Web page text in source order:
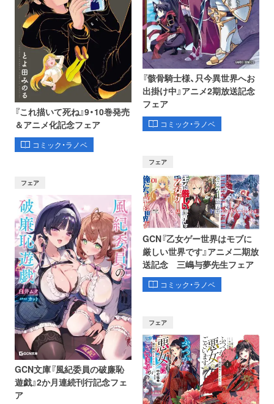
『これ描いて死ね』9・10巻発売
＆アニメ化記念フェア
コミック・ラノベ
『骸骨騎士様、只今異世界へお
出掛け中』アニメ2期放送記念
フェア
コミック・ラノベ
フェア
GCN文庫『風紀委員の破廉恥
遊戯』2か月連続刊行記念フェ
ア
フェア
GCN『乙女ゲー世界はモブに
厳しい世界です』アニメ二期放
送記念 三嶋与夢先生フェア
コミック・ラノベ
フェア